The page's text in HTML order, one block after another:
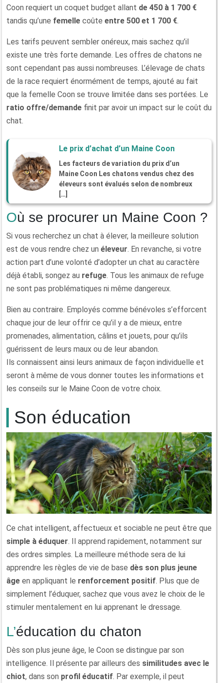
Coon requiert un coquet budget allant de 450 à 1 700 €
tandis qu’une femelle coûte entre 500 et 1 700 €.
Les tarifs peuvent sembler onéreux, mais sachez qu’il
existe une très forte demande. Les offres de chatons ne
sont cependant pas aussi nombreuses. L’élevage de chats
de la race requiert énormément de temps, ajouté au fait
que la femelle Coon se trouve limitée dans ses portées. Le
ratio offre/demande finit par avoir un impact sur le coût du
chat.
Le prix d’achat d’un Maine Coon
Les facteurs de variation du prix d’un
Maine Coon Les chatons vendus chez des
éleveurs sont évalués selon de nombreux
[…]
Où se procurer un Maine Coon ?
Si vous recherchez un chat à élever, la meilleure solution
est de vous rendre chez un éleveur. En revanche, si votre
action part d’une volonté d’adopter un chat au caractère
déjà établi, songez au refuge. Tous les animaux de refuge
ne sont pas problématiques ni même dangereux.
Bien au contraire. Employés comme bénévoles s’efforcent
chaque jour de leur offrir ce qu’il y a de mieux, entre
promenades, alimentation, câlins et jouets, pour qu’ils
guérissent de leurs maux ou de leur abandon.
Ils connaissent ainsi leurs animaux de façon individuelle et
seront à même de vous donner toutes les informations et
les conseils sur le Maine Coon de votre choix.
Son éducation
Ce chat intelligent, affectueux et sociable ne peut être que
simple à éduquer. Il apprend rapidement, notamment sur
des ordres simples. La meilleure méthode sera de lui
apprendre les règles de vie de base dès son plus jeune
âge en appliquant le renforcement positif. Plus que de
simplement l’éduquer, sachez que vous avez le choix de le
stimuler mentalement en lui apprenant le dressage.
L’éducation du chaton
Dès son plus jeune âge, le Coon se distingue par son
intelligence. Il présente par ailleurs des similitudes avec le
chiot, dans son profil éducatif. Par exemple, il peut